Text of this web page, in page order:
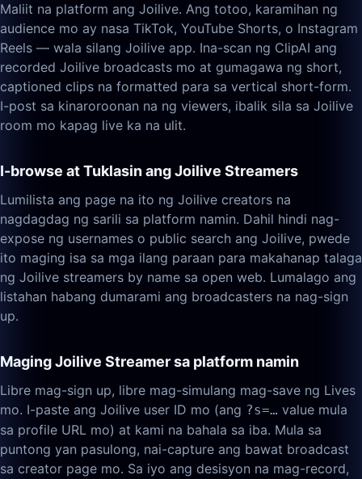
Maliit na platform ang Joilive. Ang totoo, karamihan ng
audience mo ay nasa TikTok, YouTube Shorts, o Instagram
Reels — wala silang Joilive app. Ina-scan ng ClipAI ang
recorded Joilive broadcasts mo at gumagawa ng short,
captioned clips na formatted para sa vertical short-form.
I-post sa kinaroroonan na ng viewers, ibalik sila sa Joilive
room mo kapag live ka na ulit.
I-browse at Tuklasin ang Joilive Streamers
Lumilista ang page na ito ng Joilive creators na
nagdagdag ng sarili sa platform namin. Dahil hindi nag-
expose ng usernames o public search ang Joilive, pwede
ito maging isa sa mga ilang paraan para makahanap talaga
ng Joilive streamers by name sa open web. Lumalago ang
listahan habang dumarami ang broadcasters na nag-sign
up.
Maging Joilive Streamer sa platform namin
Libre mag-sign up, libre mag-simulang mag-save ng Lives
mo. I-paste ang Joilive user ID mo (ang ?s=… value mula
sa profile URL mo) at kami na bahala sa iba. Mula sa
puntong yan pasulong, nai-capture ang bawat broadcast
sa creator page mo. Sa iyo ang desisyon na mag-record,